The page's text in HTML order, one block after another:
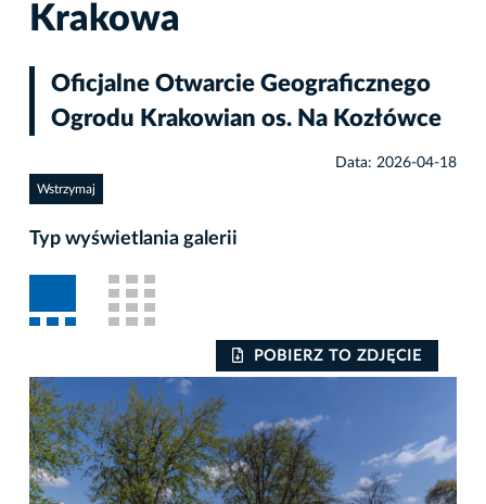
Krakowa
Oficjalne Otwarcie Geograficznego
Ogrodu Krakowian os. Na Kozłówce
Data: 2026-04-18
Wstrzymaj
Typ wyświetlania galerii
POBIERZ TO ZDJĘCIE